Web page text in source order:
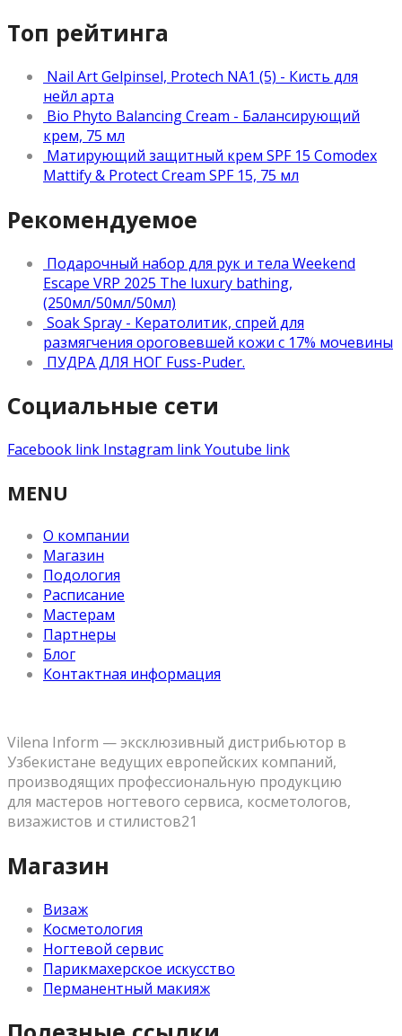
Топ рейтинга
Nail Art Gelpinsel, Protech NA1 (5) - Кисть для
нейл арта
Bio Phyto Balancing Cream - Балансирующий
крем, 75 мл
Матирующий защитный крем SPF 15 Comodex
Mattify & Protect Cream SPF 15, 75 мл
Рекомендуемое
Подарочный набор для рук и тела Weekend
Escape VRP 2025 The luxury bathing,
(250мл/50мл/50мл)
Soak Spray - Кератолитик, спрей для
размягчения ороговевшей кожи с 17% мочевины
ПУДРА ДЛЯ НОГ Fuss-Puder.
Социальные сети
Facebook link Instagram linkYoutube link
MENU
О компании
Магазин
Подология
Расписание
Мастерам
Партнеры
Блог
Контактная информация
Vilena Inform — эксклюзивный дистрибьютор в
Узбекистане ведущих европейских компаний,
производящих профессиональную продукцию
для мастеров ногтевого сервиса, косметологов,
визажистов и стилистов21
Магазин
Визаж
Косметология
Ногтевой сервис
Парикмахерское искусство
Перманентный макияж